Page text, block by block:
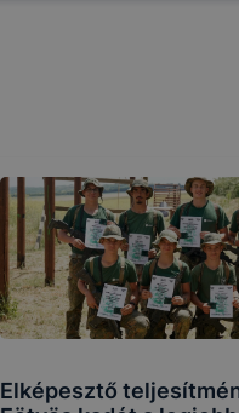
Elképesztő